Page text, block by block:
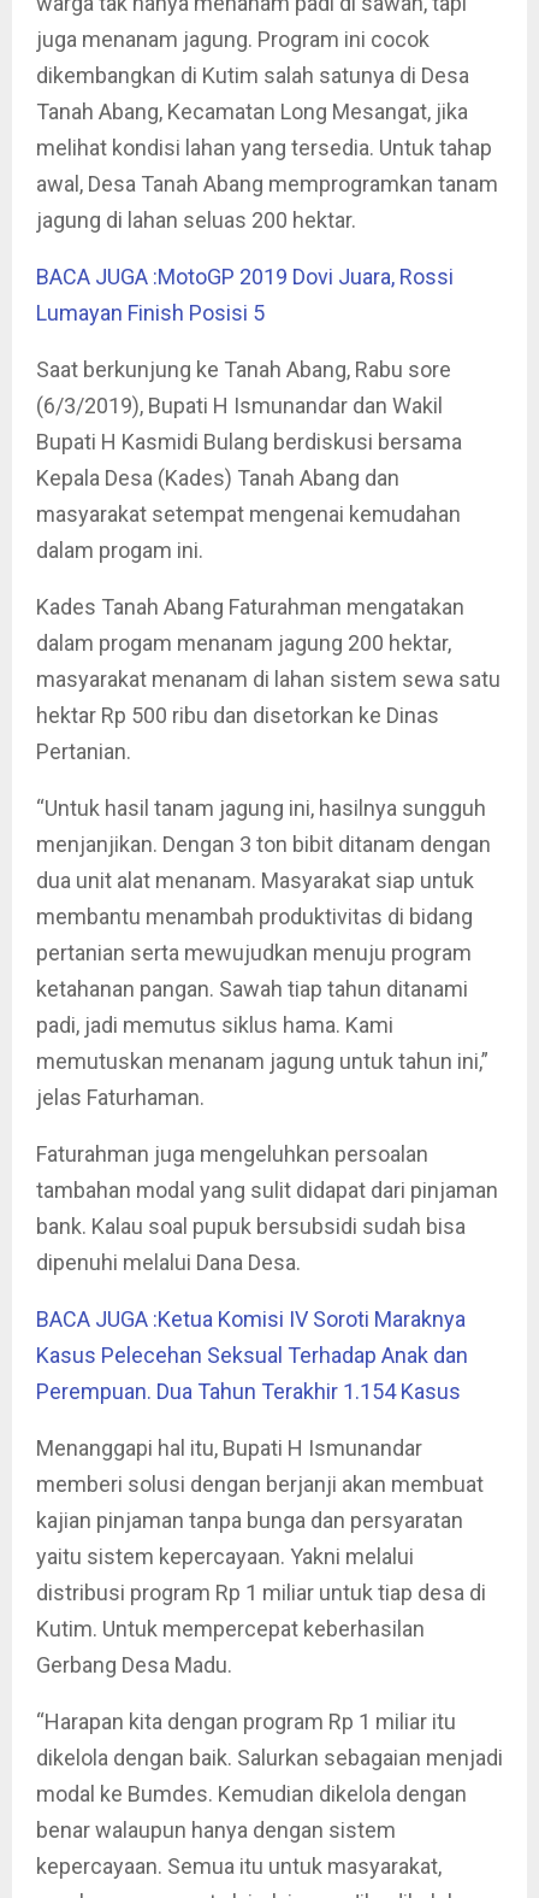
juga menanam jagung. Program ini cocok
dikembangkan di Kutim salah satunya di Desa
Tanah Abang, Kecamatan Long Mesangat, jika
melihat kondisi lahan yang tersedia. Untuk tahap
awal, Desa Tanah Abang memprogramkan tanam
jagung di lahan seluas 200 hektar.
BACA JUGA :MotoGP 2019 Dovi Juara, Rossi
Lumayan Finish Posisi 5
Saat berkunjung ke Tanah Abang, Rabu sore
(6/3/2019), Bupati H Ismunandar dan Wakil
Bupati H Kasmidi Bulang berdiskusi bersama
Kepala Desa (Kades) Tanah Abang dan
masyarakat setempat mengenai kemudahan
dalam progam ini.
Kades Tanah Abang Faturahman mengatakan
dalam progam menanam jagung 200 hektar,
masyarakat menanam di lahan sistem sewa satu
hektar Rp 500 ribu dan disetorkan ke Dinas
Pertanian.
“Untuk hasil tanam jagung ini, hasilnya sungguh
menjanjikan. Dengan 3 ton bibit ditanam dengan
dua unit alat menanam. Masyarakat siap untuk
membantu menambah produktivitas di bidang
pertanian serta mewujudkan menuju program
ketahanan pangan. Sawah tiap tahun ditanami
padi, jadi memutus siklus hama. Kami
memutuskan menanam jagung untuk tahun ini,”
jelas Faturhaman.
Faturahman juga mengeluhkan persoalan
tambahan modal yang sulit didapat dari pinjaman
bank. Kalau soal pupuk bersubsidi sudah bisa
dipenuhi melalui Dana Desa.
BACA JUGA :Ketua Komisi IV Soroti Maraknya
Kasus Pelecehan Seksual Terhadap Anak dan
Perempuan. Dua Tahun Terakhir 1.154 Kasus
Menanggapi hal itu, Bupati H Ismunandar
memberi solusi dengan berjanji akan membuat
kajian pinjaman tanpa bunga dan persyaratan
yaitu sistem kepercayaan. Yakni melalui
distribusi program Rp 1 miliar untuk tiap desa di
Kutim. Untuk mempercepat keberhasilan
Gerbang Desa Madu.
“Harapan kita dengan program Rp 1 miliar itu
dikelola dengan baik. Salurkan sebagaian menjadi
modal ke Bumdes. Kemudian dikelola dengan
benar walaupun hanya dengan sistem
kepercayaan. Semua itu untuk masyarakat,